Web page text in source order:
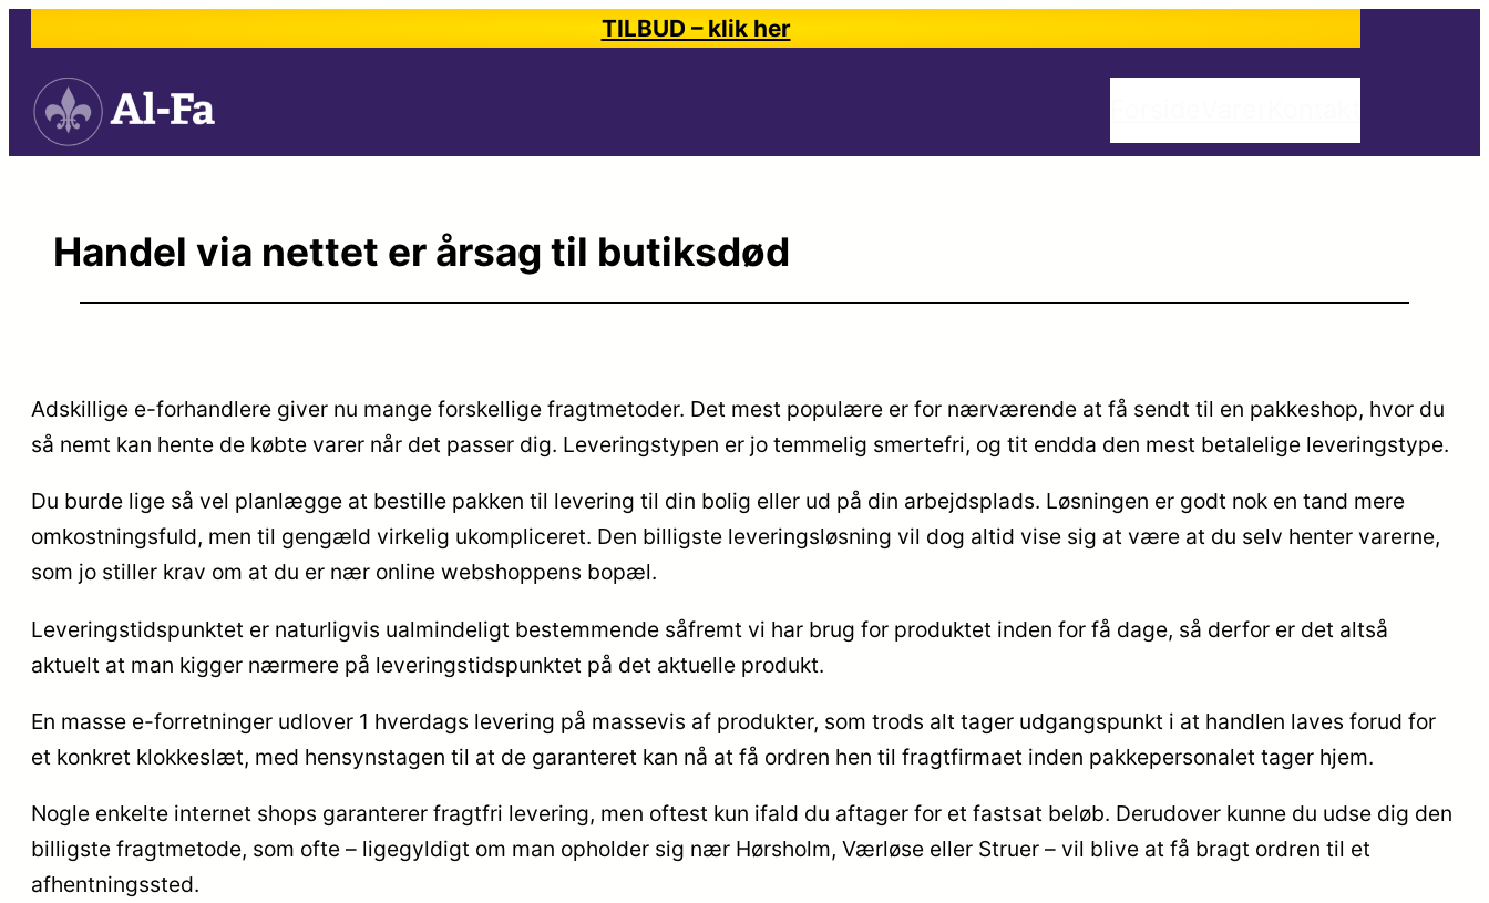
indhold
TILBUD – klik her
Handel via nettet er årsag til butiksdød
Adskillige e-forhandlere giver nu mange forskellige fragtmetoder. Det mest populære er for nærværende at få sendt til en pakkeshop, hvor du
så nemt kan hente de købte varer når det passer dig. Leveringstypen er jo temmelig smertefri, og tit endda den mest betalelige leveringstype.
Du burde lige så vel planlægge at bestille pakken til levering til din bolig eller ud på din arbejdsplads. Løsningen er godt nok en tand mere
omkostningsfuld, men til gengæld virkelig ukompliceret. Den billigste leveringsløsning vil dog altid vise sig at være at du selv henter varerne,
som jo stiller krav om at du er nær online webshoppens bopæl.
Leveringstidspunktet er naturligvis ualmindeligt bestemmende såfremt vi har brug for produktet inden for få dage, så derfor er det altså
aktuelt at man kigger nærmere på leveringstidspunktet på det aktuelle produkt.
En masse e-forretninger udlover 1 hverdags levering på massevis af produkter, som trods alt tager udgangspunkt i at handlen laves forud for
et konkret klokkeslæt, med hensynstagen til at de garanteret kan nå at få ordren hen til fragtfirmaet inden pakkepersonalet tager hjem.
Nogle enkelte internet shops garanterer fragtfri levering, men oftest kun ifald du aftager for et fastsat beløb. Derudover kunne du udse dig den
billigste fragtmetode, som ofte – ligegyldigt om man opholder sig nær Hørsholm, Værløse eller Struer – vil blive at få bragt ordren til et
afhentningssted.